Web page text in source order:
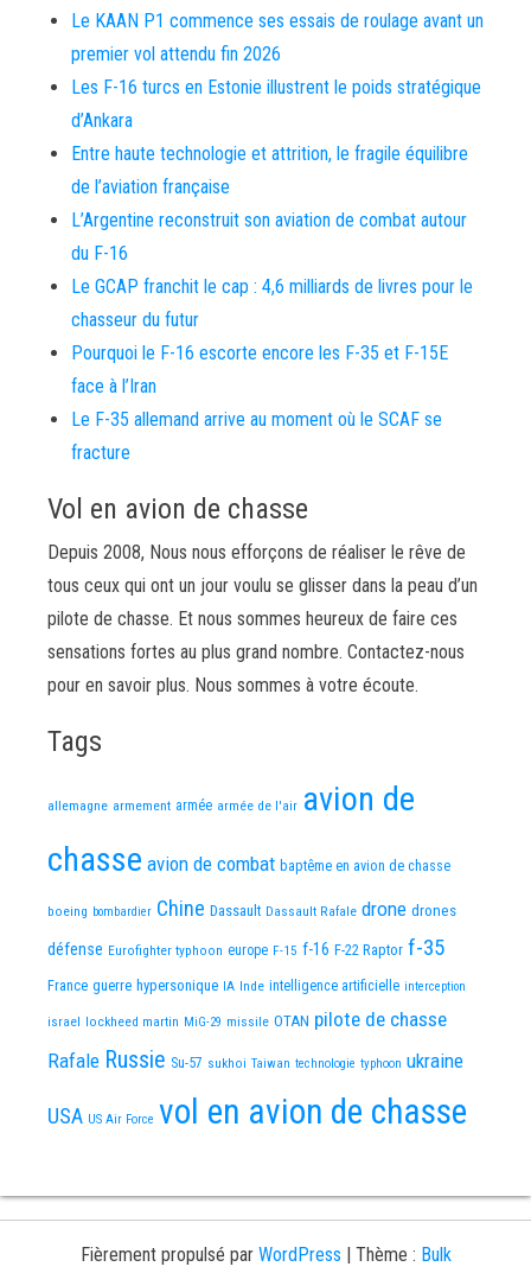
Le KAAN P1 commence ses essais de roulage avant un
premier vol attendu fin 2026
Les F-16 turcs en Estonie illustrent le poids stratégique
d’Ankara
Entre haute technologie et attrition, le fragile équilibre
de l’aviation française
L’Argentine reconstruit son aviation de combat autour
du F-16
Le GCAP franchit le cap : 4,6 milliards de livres pour le
chasseur du futur
Pourquoi le F-16 escorte encore les F-35 et F-15E
face à l’Iran
Le F-35 allemand arrive au moment où le SCAF se
fracture
Vol en avion de chasse
Depuis 2008, Nous nous efforçons de réaliser le rêve de
tous ceux qui ont un jour voulu se glisser dans la peau d’un
pilote de chasse. Et nous sommes heureux de faire ces
sensations fortes au plus grand nombre. Contactez-nous
pour en savoir plus. Nous sommes à votre écoute.
Tags
allemagne armement armée armée de l'air avion de
chasse avion de combat baptême en avion de chasse
boeing bombardier Chine Dassault Dassault Rafale drone drones
défense Eurofighter typhoon europe F-15 f-16 F-22 Raptor f-35
France guerre hypersonique IA Inde intelligence artificielle interception
israel lockheed martin MiG-29 missile OTAN pilote de chasse
Rafale Russie Su-57 sukhoi Taiwan technologie typhoon ukraine
USA US Air Force vol en avion de chasse
Fièrement propulsé par WordPress | Thème : Bulk